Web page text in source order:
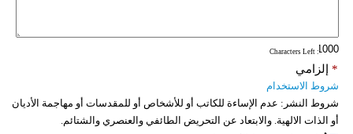
: Characters Left
إلزامي *
شروط الاستخدام
شروط النشر: عدم الإساءة للكاتب أو للأشخاص أو للمقدسات أو مهاجمة الأديان
أو الذات الالهية. والابتعاد عن التحريض الطائفي والعنصري والشتائم.